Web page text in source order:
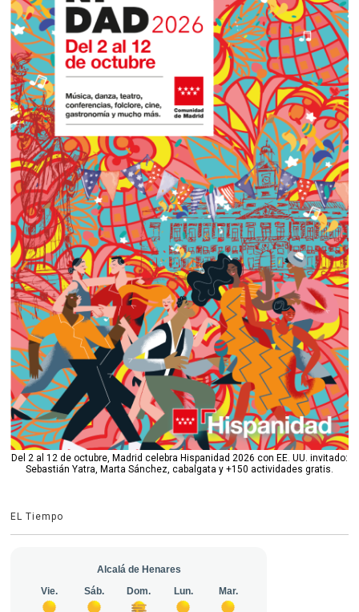
Del 2 al 12 de octubre, Madrid celebra Hispanidad 2026 con EE. UU. invitado:
Sebastián Yatra, Marta Sánchez, cabalgata y +150 actividades gratis.
EL Tiempo